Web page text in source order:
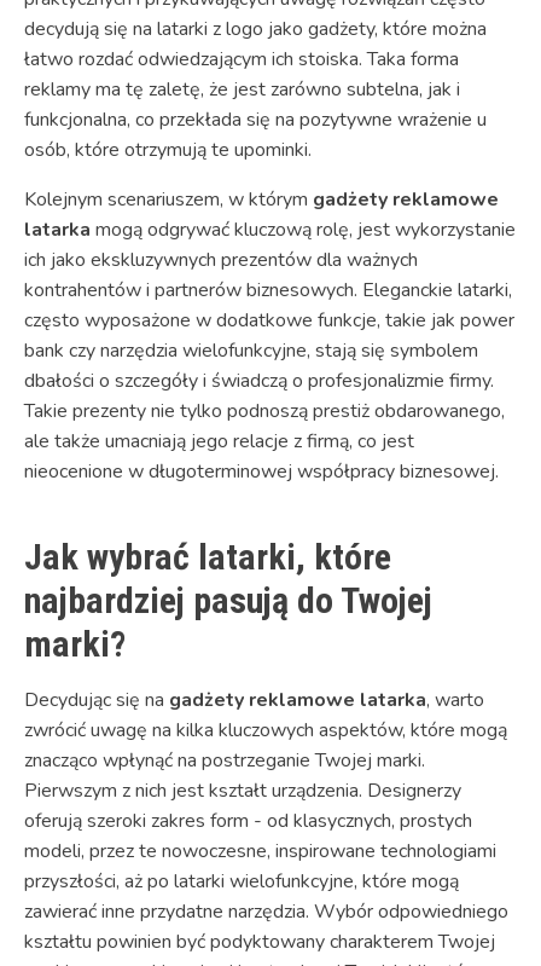
decydują się na latarki z logo jako gadżety, które można
łatwo rozdać odwiedzającym ich stoiska. Taka forma
reklamy ma tę zaletę, że jest zarówno subtelna, jak i
funkcjonalna, co przekłada się na pozytywne wrażenie u
osób, które otrzymują te upominki.
Kolejnym scenariuszem, w którym gadżety reklamowe
latarka mogą odgrywać kluczową rolę, jest wykorzystanie
ich jako ekskluzywnych prezentów dla ważnych
kontrahentów i partnerów biznesowych. Eleganckie latarki,
często wyposażone w dodatkowe funkcje, takie jak power
bank czy narzędzia wielofunkcyjne, stają się symbolem
dbałości o szczegóły i świadczą o profesjonalizmie firmy.
Takie prezenty nie tylko podnoszą prestiż obdarowanego,
ale także umacniają jego relacje z firmą, co jest
nieocenione w długoterminowej współpracy biznesowej.
Jak wybrać latarki, które
najbardziej pasują do Twojej
marki?
Decydując się na gadżety reklamowe latarka, warto
zwrócić uwagę na kilka kluczowych aspektów, które mogą
znacząco wpłynąć na postrzeganie Twojej marki.
Pierwszym z nich jest kształt urządzenia. Designerzy
oferują szeroki zakres form - od klasycznych, prostych
modeli, przez te nowoczesne, inspirowane technologiami
przyszłości, aż po latarki wielofunkcyjne, które mogą
zawierać inne przydatne narzędzia. Wybór odpowiedniego
kształtu powinien być podyktowany charakterem Twojej